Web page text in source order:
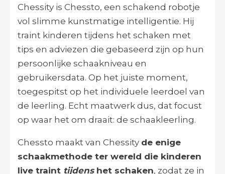
Chessity is Chessto, een schakend robotje
vol slimme kunstmatige intelligentie. Hij
traint kinderen tijdens het schaken met
tips en adviezen die gebaseerd zijn op hun
persoonlijke schaakniveau en
gebruikersdata. Op het juiste moment,
toegespitst op het individuele leerdoel van
de leerling. Echt maatwerk dus, dat focust
op waar het om draait: de schaakleerling.
Chessto maakt van Chessity de enige
schaakmethode ter wereld die kinderen
live traint tijdenshet schaken, zodat ze in